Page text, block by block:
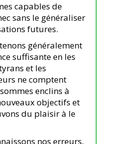
capables de
sans le généraliser
futures.
généralement
suffisante en les
et les
ne comptent
enclins à
objectifs et
du plaisir à le
nos erreurs,